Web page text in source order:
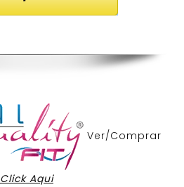
Ver/Comprar
Click Aqui